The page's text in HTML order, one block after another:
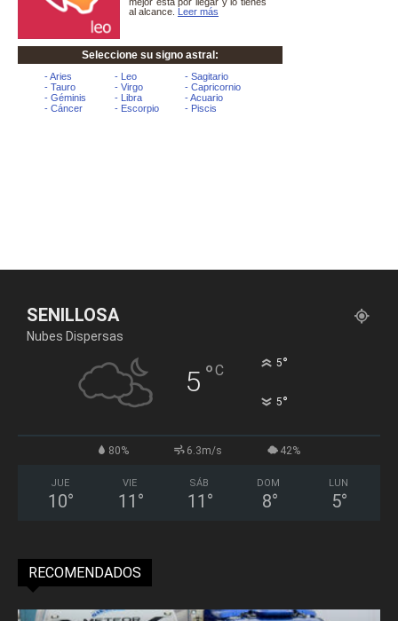
SENILLOSA
Nubes Dispersas
5 °C 5°
5°
80% 6.3m/s 42%
JUE
10°
VIE
11 °
SÁB
11 °
DOM
8°
LUN
5°
RECOMENDADOS